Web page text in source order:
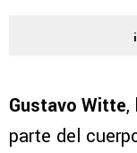
Gustavo Witte,
parte del